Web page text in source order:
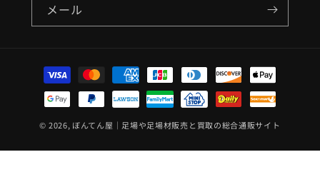
メール
© 2026, ぼんてん屋｜足場や足場材販売と買取の総合通販サイト